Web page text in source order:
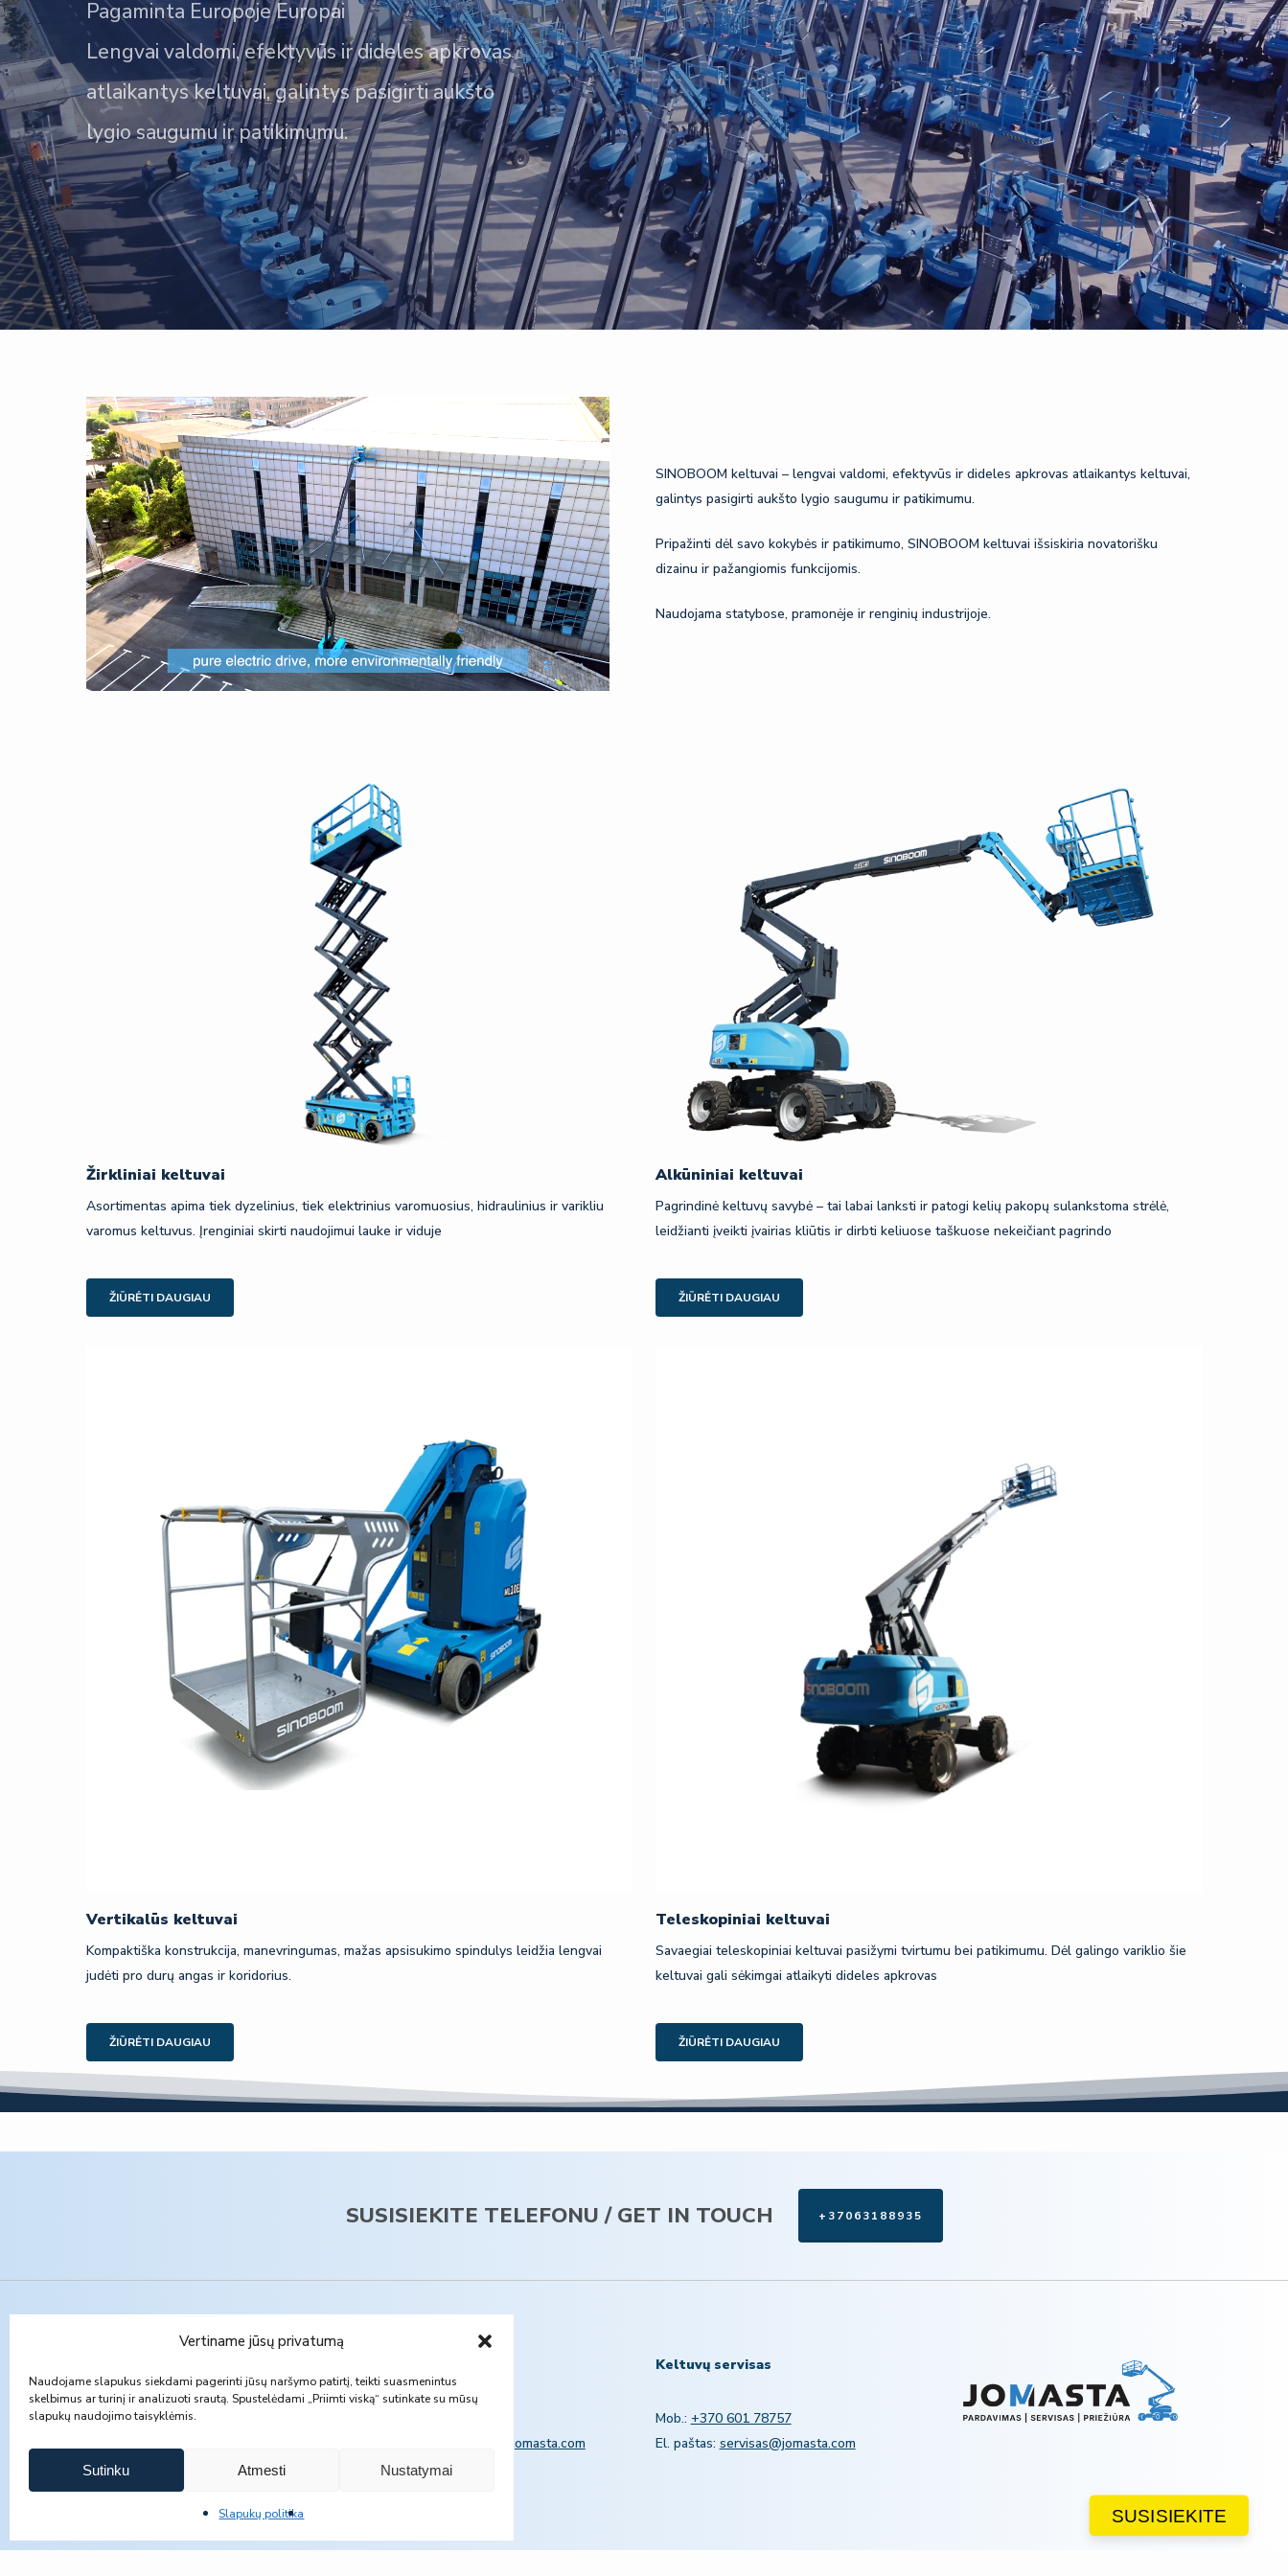
Vertiname jūsų privatumą
Naudojame slapukus siekdami pagerinti jūsų naršymo patirtį, teikti suasmenintus
skelbimus ar turinį ir analizuoti srautą. Spustelėdami „Priimti viską“ sutinkate su mūsų
slapukų naudojimo taisyklėmis.
Sutinku Atmesti Nustatymai
Slapukų politika
Pagaminta Europoje Europai
Lengvai valdomi, efektyvūs ir dideles apkrovas
atlaikantys keltuvai, galintys pasigirti aukšto
lygio saugumu ir patikimumu.
SINOBOOM keltuvai – lengvai valdomi, efektyvūs ir dideles apkrovas atlaikantys keltuvai,
galintys pasigirti aukšto lygio saugumu ir patikimumu.
Pripažinti dėl savo kokybės ir patikimumo, SINOBOOM keltuvai išsiskiria novatorišku
dizainu ir pažangiomis funkcijomis.
Naudojama statybose, pramonėje ir renginių industrijoje.
Žirkliniai keltuvai
Asortimentas apima tiek dyzelinius, tiek elektrinius varomuosius, hidraulinius ir varikliu
varomus keltuvus. Įrenginiai skirti naudojimui lauke ir viduje
ŽIŪRĖTI DAUGIAU
Alkūniniai keltuvai
Pagrindinė keltuvų savybė – tai labai lanksti ir patogi kelių pakopų sulankstoma strėlė,
leidžianti įveikti įvairias kliūtis ir dirbti keliuose taškuose nekeičiant pagrindo
ŽIŪRĖTI DAUGIAU
Vertikalūs keltuvai
Kompaktiška konstrukcija, manevringumas, mažas apsisukimo spindulys leidžia lengvai
judėti pro durų angas ir koridorius.
ŽIŪRĖTI DAUGIAU
Teleskopiniai keltuvai
Savaegiai teleskopiniai keltuvai pasižymi tvirtumu bei patikimumu. Dėl galingo variklio šie
keltuvai gali sėkimgai atlaikyti dideles apkrovas
ŽIŪRĖTI DAUGIAU
SUSISIEKITE
SUSISIEKITE TELEFONU / GET IN TOUCH +37063188935
Mob.:+370 647 60370
pardavimai@jomasta.com
Keltuvų servisas
Mob.: +370 601 78757
El. paštas: servisas@jomasta.com